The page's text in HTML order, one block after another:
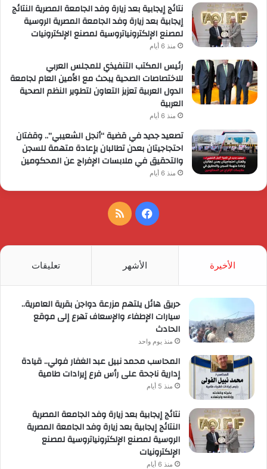
نتائج إيجابية بعد زيارة وفد الجامعة المصرية النتائج
إيجابية بعد زيارة وفد الجامعة المصرية الروسية
لمصنع الإلكترونياتروسية لمصنع الإلكترونيات
منذ 6 أيام
رئيس المكتب التنفيذي للمجلس العربي
للاختصاصات الصحية يبحث مع الأمين العام لجامعة
الدول العربية تعزيز التعاون لتطوير النظم الصحية
العربية
منذ 6 أيام
تصعيد جديد في قضية “أنجل الشعيبي”.. وقفتان
احتجاجيتان بعدن تطالبان بإعادة متهمة للسجن
والتحقيق في ملابسات الإفراج عن المحكومين
منذ 6 أيام
فيسبوكملخص
الأخيرة الأشهر تعليقات
حريق هائل يلتهم مزرعة دواجن بقرية العامرية..
سيارات الإطفاء والإسعاف تهرع إلى موقع
الحادث
منذ يوم واحد
المحاسب محمد نبيل عبد الغفار فولي.. قيادة
إدارية ناجحة على رأس فرع إيرادات طامية
منذ 5 أيام
نتائج إيجابية بعد زيارة وفد الجامعة المصرية
النتائج إيجابية بعد زيارة وفد الجامعة المصرية
الروسية لمصنع الإلكترونياتروسية لمصنع
الإلكترونيات
منذ 6 أيام